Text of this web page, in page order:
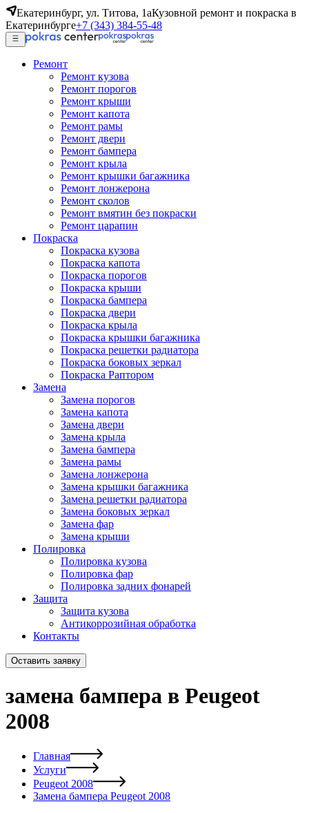
Екатеринбург, ул. Титова, 1аКузовной ремонт и покраска в
Екатеринбурге+7 (343) 384-55-48
Ремонт
Ремонт кузова
Ремонт порогов
Ремонт крыши
Ремонт капота
Ремонт рамы
Ремонт двери
Ремонт бампера
Ремонт крыла
Ремонт крышки багажника
Ремонт лонжерона
Ремонт сколов
Ремонт вмятин без покраски
Ремонт царапин
Покраска
Покраска кузова
Покраска капота
Покраска порогов
Покраска крыши
Покраска бампера
Покраска двери
Покраска крыла
Покраска крышки багажника
Покраска решетки радиатора
Покраска боковых зеркал
Покраска Раптором
Замена
Замена порогов
Замена капота
Замена двери
Замена крыла
Замена бампера
Замена рамы
Замена лонжерона
Замена крышки багажника
Замена решетки радиатора
Замена боковых зеркал
Замена фар
Замена крыши
Полировка
Полировка кузова
Полировка фар
Полировка задних фонарей
Защита
Защита кузова
Антикоррозийная обработка
Контакты
Оставить заявку
замена бампера в Peugeot
2008
Главная
Услуги
Peugeot 2008
Замена бампера Peugeot 2008